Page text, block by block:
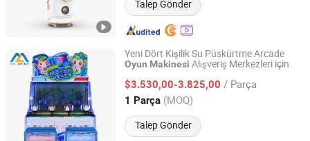
Talep Gönder
Yeni Dört Kişilik Su Püskürtme Arcade
Oyun Makinesi Alışveriş Merkezleri için
$3.530,00-3.825,00 / Parça
1 Parça (MOQ)
Talep Gönder
Guangzhou Mei Yi Lian Anime Technology Co., Ltd.
Guangdong, China Fiyat 2026